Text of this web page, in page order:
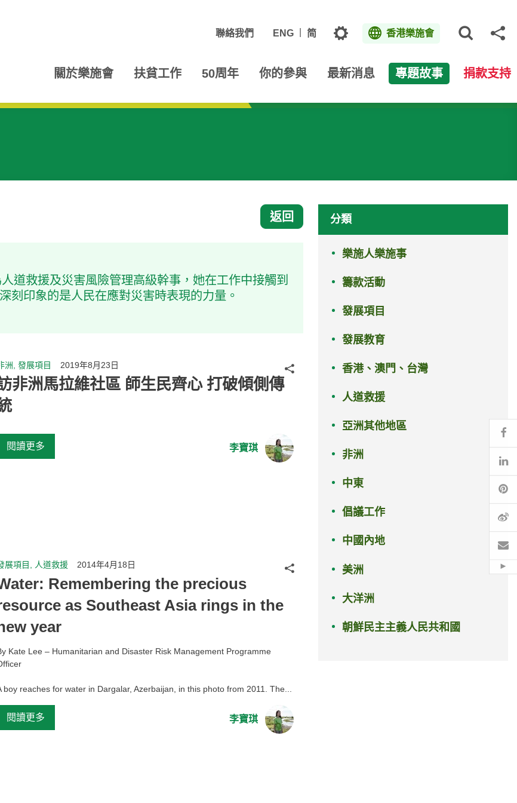
聯絡我們 ENG 简 主題 香港樂施會
關於樂施會 扶貧工作 50周年 你的參與 最新消息 專題故事 捐款支持
返回
道救援及災害風險管理高級幹事，她在工作中接觸到
刻印象的是人民在應對災害時表現的力量。
洲, 發展項目 2019年8月23日
非洲馬拉維社區 師生民齊心 打破傾側傳
閱讀更多 李寶琪
分享
展項目, 人道救援 2014年4月18日
Remembering the precious
as Southeast Asia rings in the
year
Kate Lee – Humanitarian and Disaster Risk Management Programme
boy reaches for water in Dargalar, Azerbaijan, in this photo from 2011. The...
閱讀更多 李寶琪
分享
分類
樂施人樂施事
籌款活動
發展項目
發展教育
香港、澳門、台灣
人道救援
亞洲其他地區
非洲
中東
倡議工作
中國內地
美洲
大洋洲
朝鮮民主主義人民共和國